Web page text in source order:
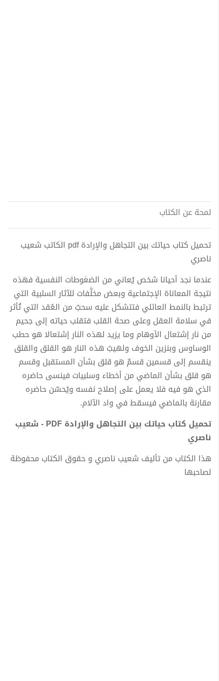
لمحة عن الكتاب
تحميل كتاب حياتك بين التجاهل والإرادة pdf الكاتب شعيب
ناصري
عندما نجد أحيانا شخص يُعاني من الضغوطات النفسية فهذه
نتيجة المعاناة الإجتماعية وبعض مخلَّفات للآثار السلبية التي
ترتبط بالنمط العائلي فتتشكل عليه سحبٌ من العُقد التي تُأثر
في سلامة العقل وعلى صحة القلب فتقلب حياته إلى جحيم
من نار إشتعال الأوهام وما يزيد لهذه النار إشتعالا هو حطب
الوساوس وبنزين الخوف ولهيبُ هذه النار هو القلق والقلق
ينقسم إلى قسمين قسمٌ هو قلق بشأن المستقبل وقسم
هو قلق بشأن الماضي من أخطاء وسلبيات فينسى حاضره
الذي هو فيه فلا يعمل على إصلاح نفسه ويُحسّن حاضره
مقارنة بالماضي فيسقط في واد الآلام.
تحميل كتاب حياتك بين التجاهل والإرادة PDF - شعيب
ناصري
هذا الكتاب من تأليف شعيب ناصري و حقوق الكتاب محفوظة
لصاحبها